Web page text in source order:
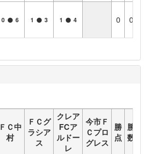
0 6 1 3 1 4 0 0
ＦＣ中
村
ＦＣグ
ラシア
ス
クレア
FCア
ルドー
レ
今市Ｆ
Ｃプロ
グレス
勝
点
勝
数